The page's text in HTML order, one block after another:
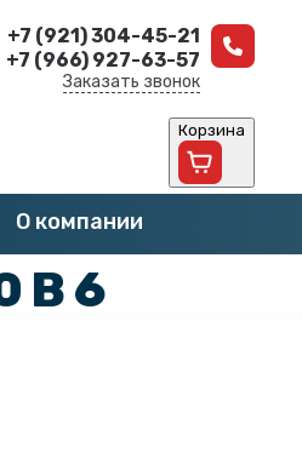
+7 (921) 304-45-21
+7 (966) 927-63-57
Заказать звонок
Корзина
О компании
B 6